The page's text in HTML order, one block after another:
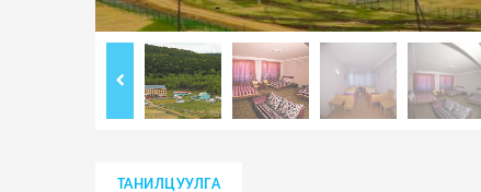
ТАНИЛЦУУЛГА